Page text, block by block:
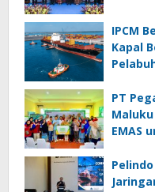
IPCM
Kapal
PT
EMAS